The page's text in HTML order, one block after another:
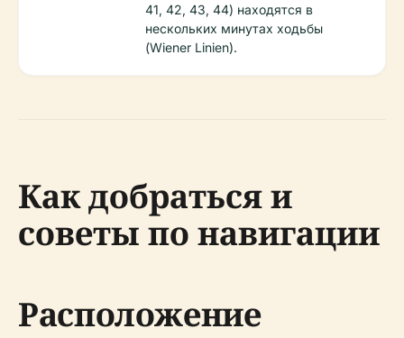
41, 42, 43, 44) находятся в
нескольких минутах ходьбы
(Wiener Linien).
Как добраться и
советы по навигации
Расположение